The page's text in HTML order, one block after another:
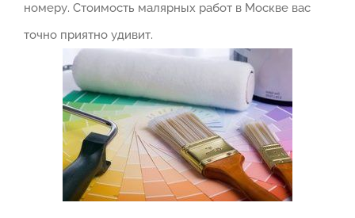
номеру. Стоимость малярных работ в Москве вас
точно приятно удивит.